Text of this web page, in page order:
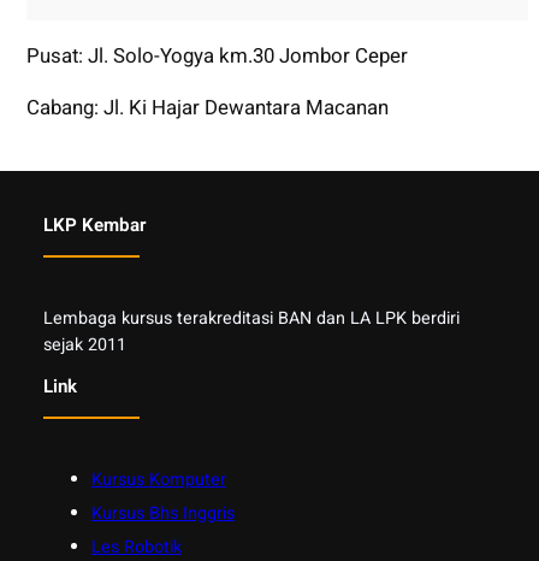
Pusat: Jl. Solo-Yogya km.30 Jombor Ceper
Cabang: Jl. Ki Hajar Dewantara Macanan
LKP Kembar
Lembaga kursus terakreditasi BAN dan LA LPK berdiri
sejak 2011
Link
Kursus Komputer
Kursus Bhs Inggris
Les Robotik